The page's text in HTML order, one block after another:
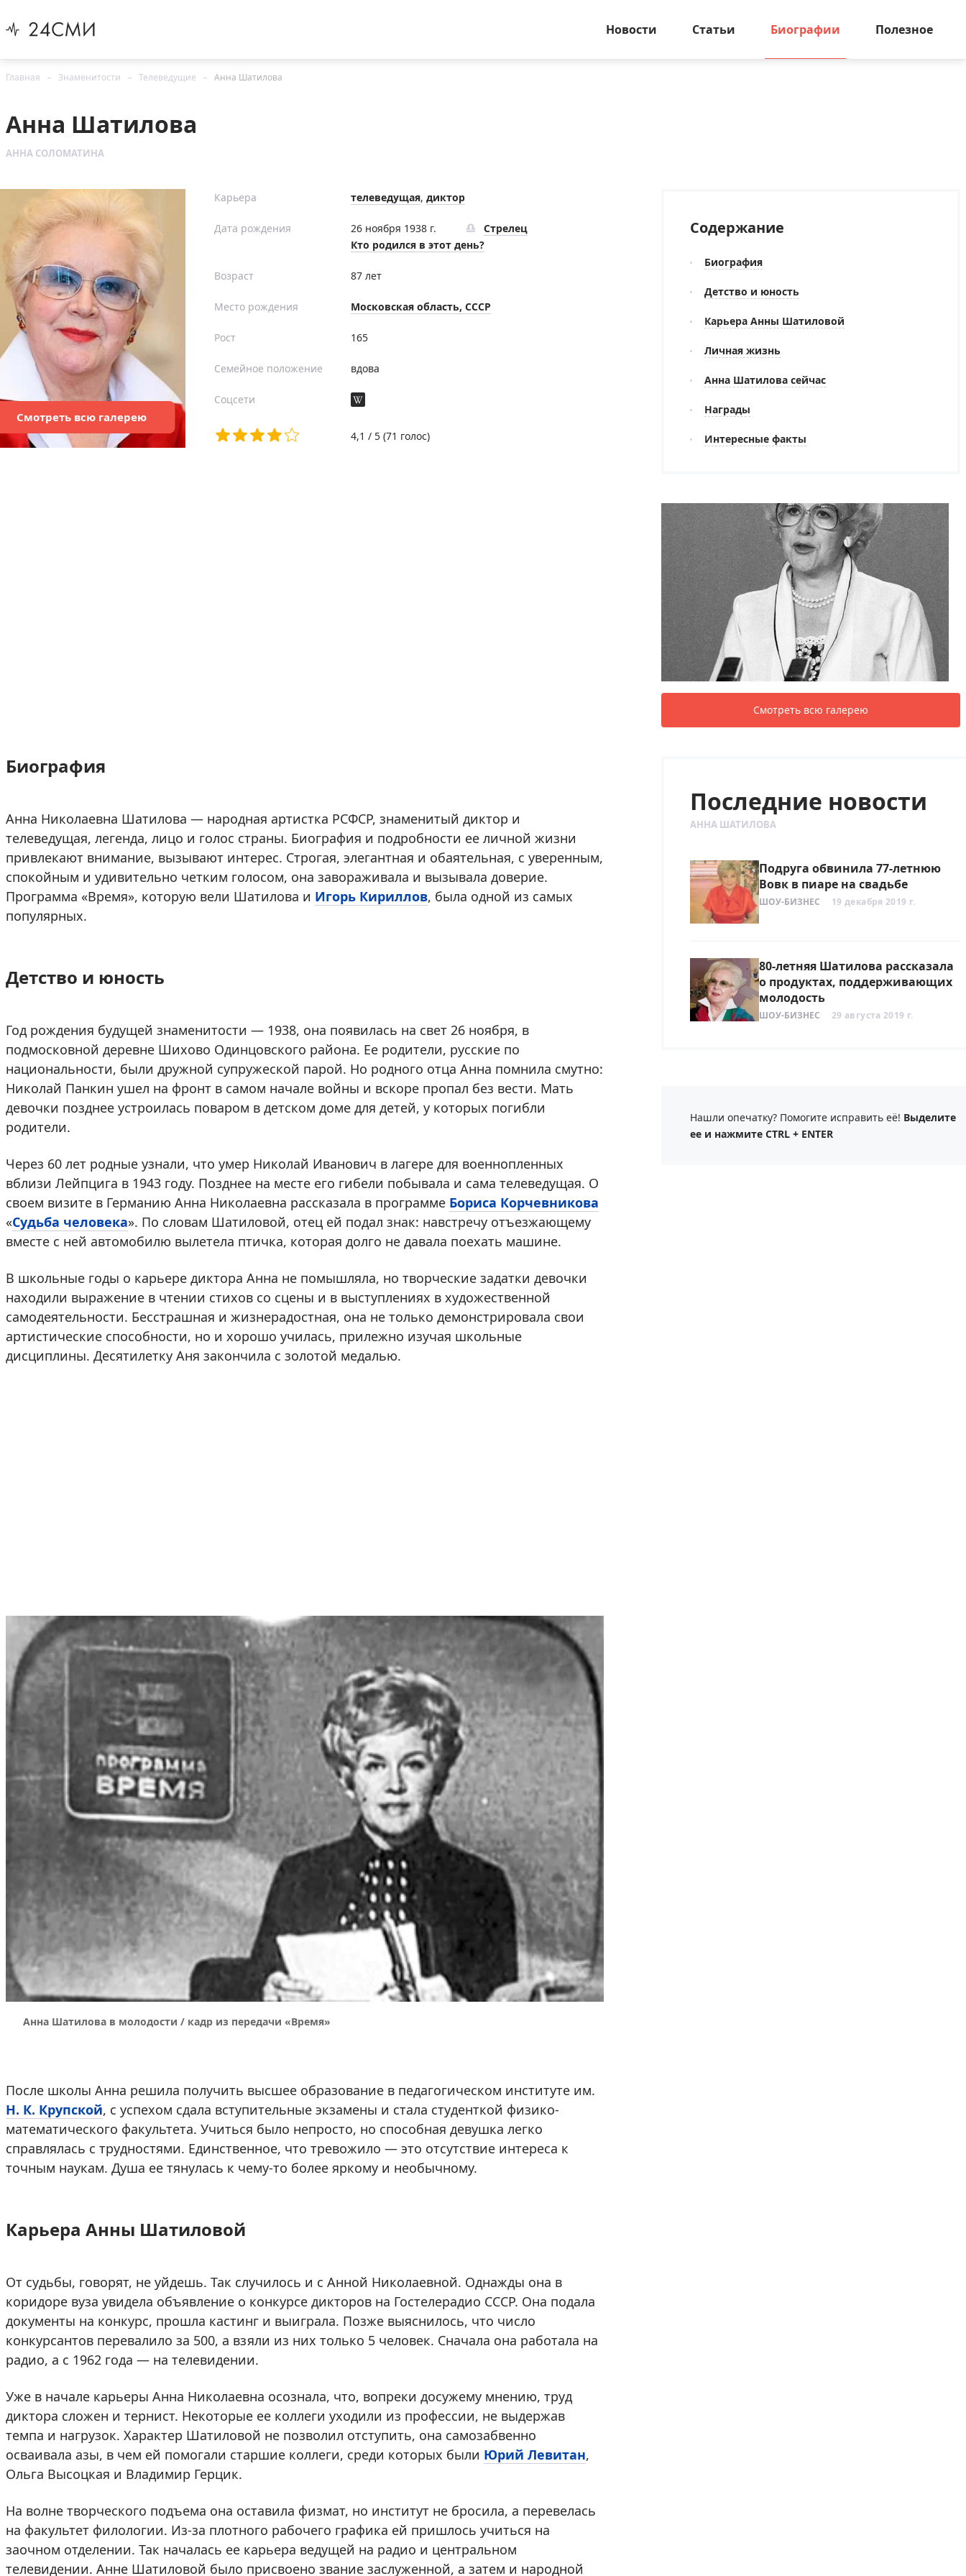
Новости Статьи Биографии Полезное
Главная Знаменитости Телеведущие Анна Шатилова
Анна Шатилова
АННА СОЛОМАТИНА
Смотреть всюгалерею
Карьера телеведущая, диктор
Дата рождения 26 ноября 1938 г.
Стрелец
Кто родился в этот день?
Возраст 87 лет
Место рождения Московская область, СССР
Рост 165
Семейное положение вдова
Соцсети
4,1 / 5 (71 голос)
Биография
Анна Николаевна Шатилова — народная артистка РСФСР, знаменитый диктор и
телеведущая, легенда, лицо и голос страны. Биография и подробности ее личной жизни
привлекают внимание, вызывают интерес. Строгая, элегантная и обаятельная, с уверенным,
спокойным и удивительно четким голосом, она завораживала и вызывала доверие.
Программа «Время», которую вели Шатилова и Игорь Кириллов, была одной из самых
популярных.
Детство и юность
Год рождения будущей знаменитости — 1938, она появилась на свет 26 ноября, в
подмосковной деревне Шихово Одинцовского района. Ее родители, русские по
национальности, были дружной супружеской парой. Но родного отца Анна помнила смутно:
Николай Панкин ушел на фронт в самом начале войны и вскоре пропал без вести. Мать
девочки позднее устроилась поваром в детском доме для детей, у которых погибли
родители.
Через 60 лет родные узнали, что умер Николай Иванович в лагере для военнопленных
вблизи Лейпцига в 1943 году. Позднее на месте его гибели побывала и сама телеведущая. О
своем визите в Германию Анна Николаевна рассказала в программе Бориса Корчевникова
«Судьба человека». По словам Шатиловой, отец ей подал знак: навстречу отъезжающему
вместе с ней автомобилю вылетела птичка, которая долго не давала поехать машине.
В школьные годы о карьере диктора Анна не помышляла, но творческие задатки девочки
находили выражение в чтении стихов со сцены и в выступлениях в художественной
самодеятельности. Бесстрашная и жизнерадостная, она не только демонстрировала свои
артистические способности, но и хорошо училась, прилежно изучая школьные
дисциплины. Десятилетку Аня закончила с золотой медалью.
Анна Шатилова в молодости / кадр из передачи «Время»
После школы Анна решила получить высшее образование в педагогическом институте им.
Н. К. Крупской, с успехом сдала вступительные экзамены и стала студенткой физико-
математического факультета. Учиться было непросто, но способная девушка легко
справлялась с трудностями. Единственное, что тревожило — это отсутствие интереса к
точным наукам. Душа ее тянулась к чему-то более яркому и необычному.
Карьера Анны Шатиловой
От судьбы, говорят, не уйдешь. Так случилось и с Анной Николаевной. Однажды она в
коридоре вуза увидела объявление о конкурсе дикторов на Гостелерадио СССР. Она подала
документы на конкурс, прошла кастинг и выиграла. Позже выяснилось, что число
конкурсантов перевалило за 500, а взяли из них только 5 человек. Сначала она работала на
радио, а с 1962 года — на телевидении.
Уже в начале карьеры Анна Николаевна осознала, что, вопреки досужему мнению, труд
диктора сложен и тернист. Некоторые ее коллеги уходили из профессии, не выдержав
темпа и нагрузок. Характер Шатиловой не позволил отступить, она самозабвенно
осваивала азы, в чем ей помогали старшие коллеги, среди которых были Юрий Левитан,
Ольга Высоцкая и Владимир Герцик.
На волне творческого подъема она оставила физмат, но институт не бросила, а перевелась
на факультет филологии. Из-за плотного рабочего графика ей пришлось учиться на
заочном отделении. Так началась ее карьера ведущей на радио и центральном
телевидении. Анне Шатиловой было присвоено звание заслуженной, а затем и народной
Содержание
Биография
Детство и юность
Карьера Анны Шатиловой
Личная жизнь
Анна Шатилова сейчас
Награды
Интересные факты
Смотреть всю галерею
Последние новости
АННА ШАТИЛОВА
Подруга обвинила 77-летнюю
Вовк в пиаре на свадьбе
ШОУ-БИЗНЕС 19 декабря 2019 г.
80-летняя Шатилова рассказала
о продуктах, поддерживающих
молодость
ШОУ-БИЗНЕС 29 августа 2019 г.
Нашли опечатку? Помогите исправить её! Выделите
ее и нажмите CTRL + ENTER